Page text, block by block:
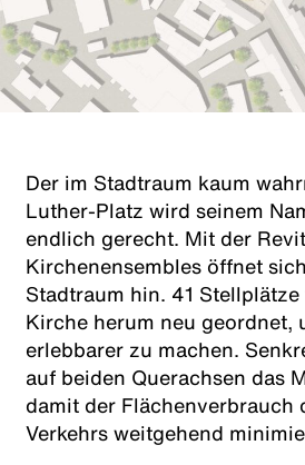
Der im Stadtraum kaum
Luther-Platz wird seinem
endlich gerecht. Mit der
Kirchenensembles öffnet
Stadtraum hin. 41
Kirche herum neu geordnet,
erlebbarer zu machen.
auf beiden Querachsen das
damit der Flächenverbrauch
Verkehrs weitgehend